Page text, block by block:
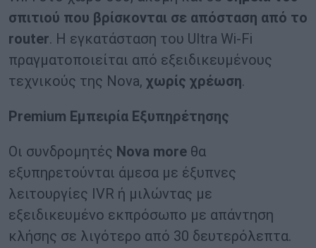
σπιτιού που βρίσκονται σε απόσταση από το
router. Η εγκατάσταση του Ultra Wi-Fi
πραγματοποιείται από εξειδικευμένους
τεχνικούς της Nova, χωρίς χρέωση.
Premium Εμπειρία Εξυπηρέτησης
Οι συνδρομητές Nova more θα
εξυπηρετούνται άμεσα με έξυπνες
λειτουργίες IVR ή μιλώντας με
εξειδικευμένο εκπρόσωπο με απάντηση
κλήσης σε λιγότερο από 30 δευτερόλεπτα.